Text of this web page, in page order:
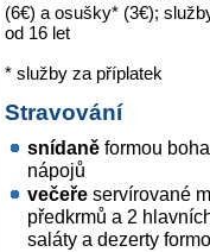
(6€) a osušky* (3€);
od 16 let
* služby za příplatek
Stravování
snídaně formou
nápojů
večeře servírované
předkrmů a 2
saláty a dezerty